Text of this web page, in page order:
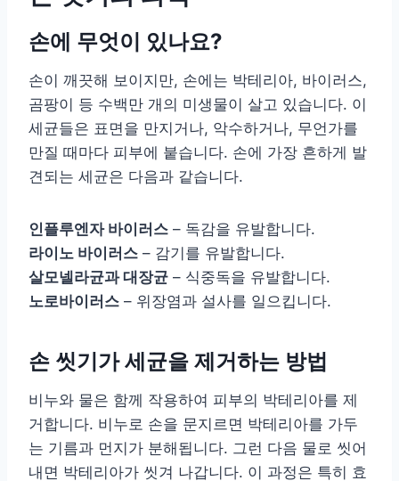
손에 무엇이 있나요?
손이 깨끗해 보이지만, 손에는 박테리아, 바이러스,
곰팡이 등 수백만 개의 미생물이 살고 있습니다. 이
세균들은 표면을 만지거나, 악수하거나, 무언가를
만질 때마다 피부에 붙습니다. 손에 가장 흔하게 발
견되는 세균은 다음과 같습니다.
인플루엔자 바이러스 – 독감을 유발합니다.
라이노 바이러스 – 감기를 유발합니다.
살모넬라균과 대장균 – 식중독을 유발합니다.
노로바이러스 – 위장염과 설사를 일으킵니다.
손 씻기가 세균을 제거하는 방법
비누와 물은 함께 작용하여 피부의 박테리아를 제
거합니다. 비누로 손을 문지르면 박테리아를 가두
는 기름과 먼지가 분해됩니다. 그런 다음 물로 씻어
내면 박테리아가 씻겨 나갑니다. 이 과정은 특히 효